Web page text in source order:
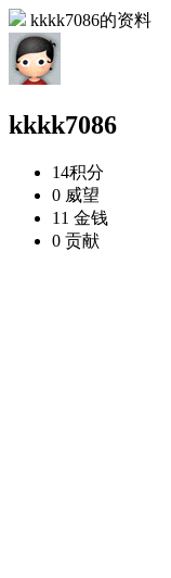
kkkk7086的资料
kkkk7086
14积分
0 威望
11 金钱
0 贡献